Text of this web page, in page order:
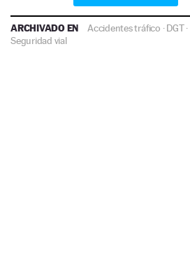
ARCHIVADO EN Accidentes tráfico ·DGT·
Seguridad vial